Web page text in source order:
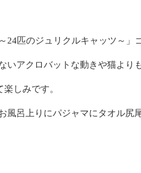
24匹のジュリクルキャッツ～」
いアクロバットな動きや猫より
しみです。
風呂上りにパジャマにタオル尻